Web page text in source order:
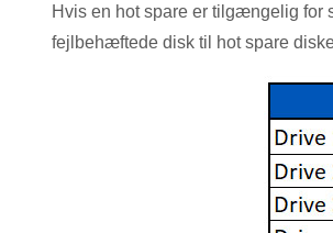
Hvis en hot spare er tilgængelig for
fejlbehæftede disk til hot spare